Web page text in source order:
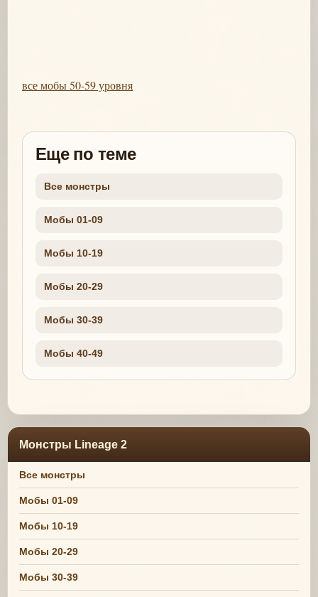
все мобы 50-59 уровня
Еще по теме
Все монстры
Мобы 01-09
Мобы 10-19
Мобы 20-29
Мобы 30-39
Мобы 40-49
Монстры Lineage 2
Все монстры
Мобы 01-09
Мобы 10-19
Мобы 20-29
Мобы 30-39